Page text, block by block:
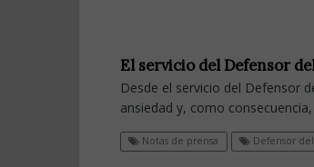
El servicio del Defensor
Desde el servicio del Defensor
ansiedad y, como
Notas de prensa Defensor